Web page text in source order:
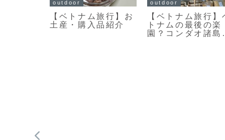
outdoor
【ベトナム旅行】ベ
トナムの最後の楽
outdoor
【フランス旅行
リで食べた美味
ったもの